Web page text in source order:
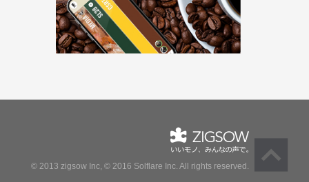
© 2013 zigsow Inc, © 2016 Solflare Inc. All rights reserved.